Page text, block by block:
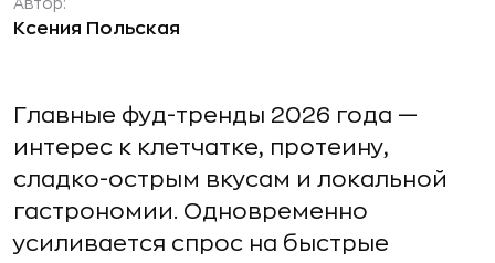
Автор:
Ксения Польская
Главные фуд-тренды 2026 года —
интерес к клетчатке, протеину,
сладко-острым вкусам и локальной
гастрономии. Одновременно
усиливается спрос на быстрые